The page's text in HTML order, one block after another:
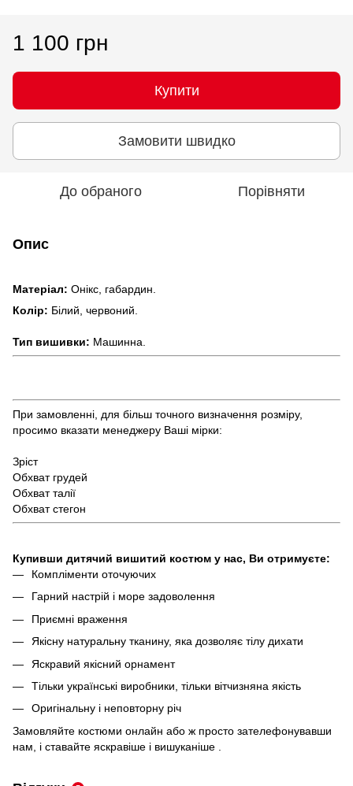
1 100 грн
Купити
Замовити швидко
До обраного Порівняти
Опис
Матерiал: Онiкс, габардин.
Колір: Білий, червоний.
Тип вишивки: Машинна.
При замовленні, для більш точного визначення розміру,
просимо вказати менеджеру Ваші мірки:
Зріст
Обхват грудей
Обхват талії
Обхват стегон
Купивши дитячий вишитий костюм у нас, Ви отримуєте:
Компліменти оточуючих
Гарний настрій і море задоволення
Приємні враження
Якісну натуральну тканину, яка дозволяє тілу дихати
Яскравий якісний орнамент
Тільки українські виробники, тільки вітчизняна якість
Оригінальну і неповторну річ
Замовляйте костюми онлайн або ж просто зателефонувавши
нам, і ставайте яскравіше і вишуканіше .